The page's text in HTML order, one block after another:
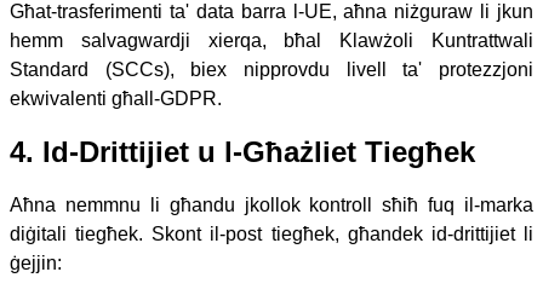
Għat-trasferimenti ta' data barra l-UE, aħna niżguraw li jkun
hemm salvagwardji xierqa, bħal Klawżoli Kuntrattwali
Standard (SCCs), biex nipprovdu livell ta' protezzjoni
ekwivalenti għall-GDPR.
4. Id-Drittijiet u l-Għażliet Tiegħek
Aħna nemmnu li għandu jkollok kontroll sħiħ fuq il-marka
diġitali tiegħek. Skont il-post tiegħek, għandek id-drittijiet li
ġejjin: